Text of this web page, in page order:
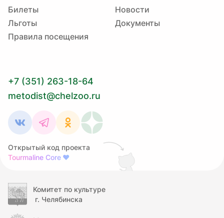
Билеты
Льготы
Правила посещения
Новости
Документы
+7 (351) 263-18-64
metodist@chelzoo.ru
Открытый код проекта
Tourmaline Core ❤
Комитет по культуре
г. Челябинска